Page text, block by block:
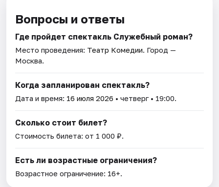
Вопросы и ответы
Где пройдет спектакль Служебный роман?
Место проведения: Театр Комедии. Город —
Москва.
Когда запланирован спектакль?
Дата и время: 16 июля 2026 • четверг • 19:00.
Сколько стоит билет?
Стоимость билета: от 1 000 ₽.
Есть ли возрастные ограничения?
Возрастное ограничение: 16+.